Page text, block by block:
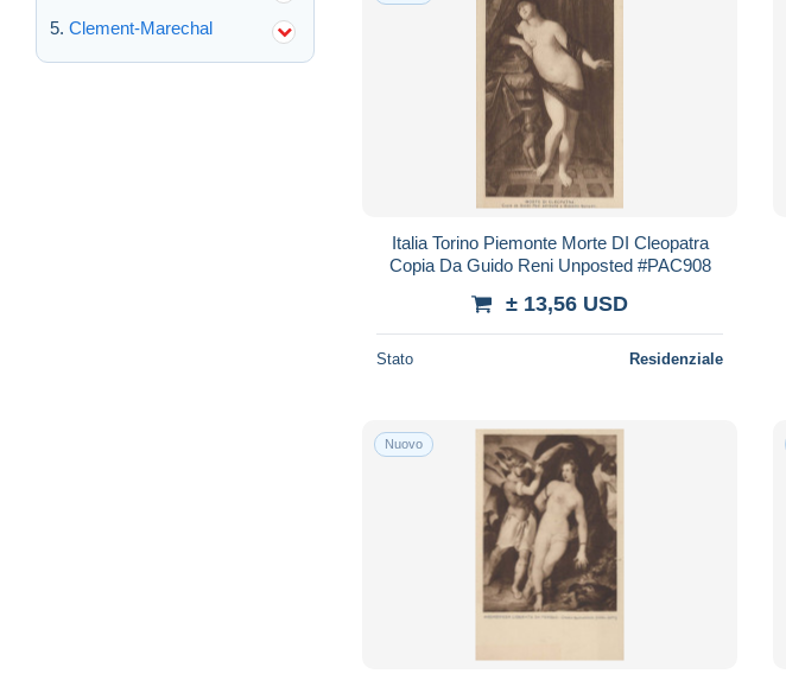
Clement-Marechal
Italia Torino Piemonte Morte DI Cleopatra
Copia Da Guido Reni Unposted #PAC908
± 13,56 USD
Stato Residenziale
Nuovo